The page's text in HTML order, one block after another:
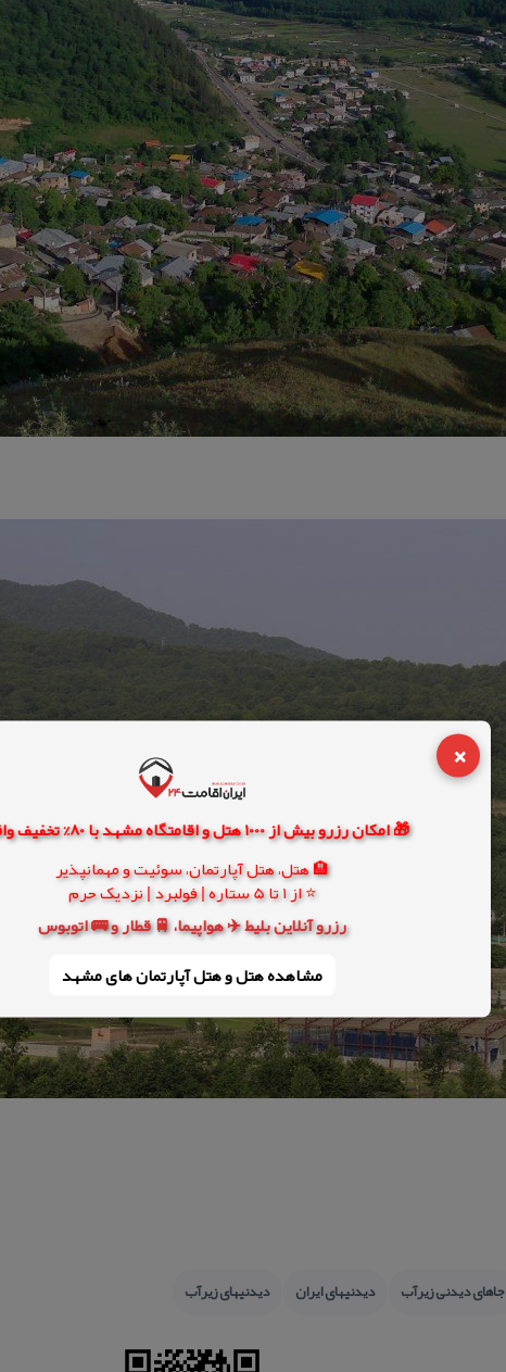
×
🎁 امکان رزرو بیش از 1000 هتل و اقامتگاه مشهد با 80% تخفیف واقعی
🏨 هتل، هتل آپارتمان، سوئیت و مهمانپذیر
⭐ از 1 تا 5 ستاره | فولبرد | نزدیک حرم
رزرو آنلاین بلیط ✈️ هواپیما، 🚆 قطار و 🚌 اتوبوس
مشاهده هتل و هتل‌ آپارتمان های مشهد
جاهای دیدنی زیرآب دیدنیهای ایران دیدنیهای زیرآب